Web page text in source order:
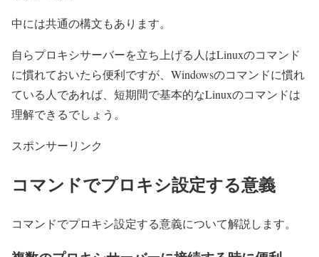
中には共通の構文もあります。
自らプロキシサーバーを立ち上げる人はLinuxのコマンド
に慣れておいたら便利ですが、Windowsのコマンドに慣れ
ている人であれば、短期間で基本的なLinuxのコマンドは
理解できるでしょう。
スポンサーリンク
コマンドでプロキシ設定する意義
コマンドでプロキシ設定する意義について解説します。